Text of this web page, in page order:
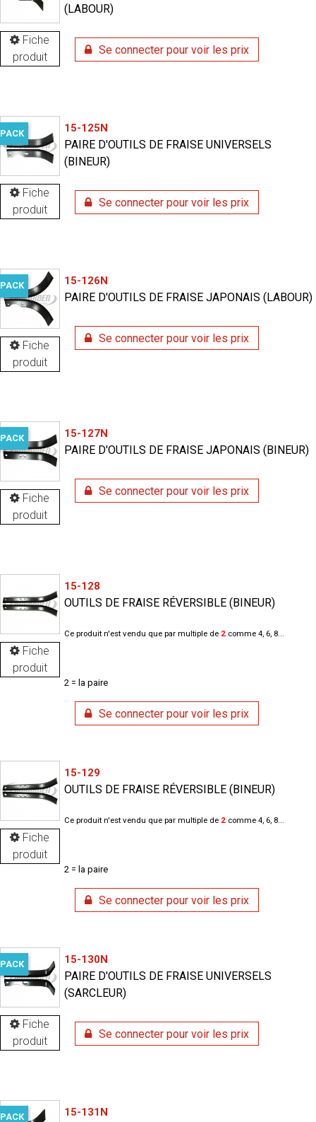
Fiche
produit
(LABOUR)
Se connecter pour voir les prix
Fiche
produit
PACK 15-125N
PAIRE D'OUTILS DE FRAISE UNIVERSELS
(BINEUR)
Se connecter pour voir les prix
Fiche
produit
PACK 15-126N
PAIRE D'OUTILS DE FRAISE JAPONAIS (LABOUR)
Se connecter pour voir les prix
Fiche
produit
PACK 15-127N
PAIRE D'OUTILS DE FRAISE JAPONAIS (BINEUR)
Se connecter pour voir les prix
Fiche
produit
15-128
OUTILS DE FRAISE RÉVERSIBLE (BINEUR)
Ce produit n'est vendu que par multiple de 2comme 4, 6, 8...
2 = la paire
Se connecter pour voir les prix
Fiche
produit
15-129
OUTILS DE FRAISE RÉVERSIBLE (BINEUR)
Ce produit n'est vendu que par multiple de 2comme 4, 6, 8...
2 = la paire
Se connecter pour voir les prix
Fiche
produit
PACK 15-130N
PAIRE D'OUTILS DE FRAISE UNIVERSELS
(SARCLEUR)
Se connecter pour voir les prix
PACK 15-131N